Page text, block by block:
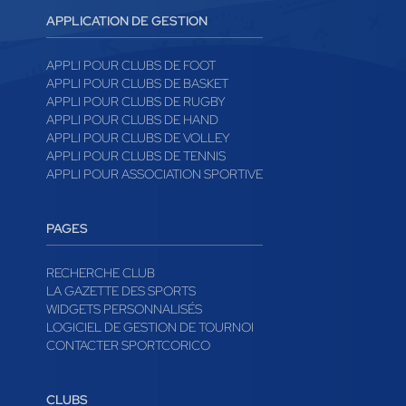
APPLICATION DE GESTION
APPLI POUR CLUBS DE FOOT
APPLI POUR CLUBS DE BASKET
APPLI POUR CLUBS DE RUGBY
APPLI POUR CLUBS DE HAND
APPLI POUR CLUBS DE VOLLEY
PAGES
RECHERCHE CLUB
LA GAZETTE DES SPORTS
WIDGETS PERSONNALISÉS